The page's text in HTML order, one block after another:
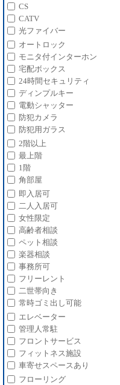
CS
CATV
光ファイバー
オートロック
モニタ付インターホン
宅配ボックス
24時間セキュリティ
ディンプルキー
電動シャッター
防犯カメラ
防犯用ガラス
2階以上
最上階
1階
角部屋
即入居可
二人入居可
女性限定
高齢者相談
ペット相談
楽器相談
事務所可
フリーレント
二世帯向き
常時ゴミ出し可能
エレベーター
管理人常駐
フロントサービス
フィットネス施設
車寄せスペースあり
フローリング